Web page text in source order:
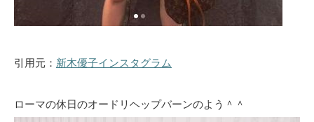
引用元： 新木優子インスタグラム
ローマの休日のオードリヘップバーンのよう＾＾